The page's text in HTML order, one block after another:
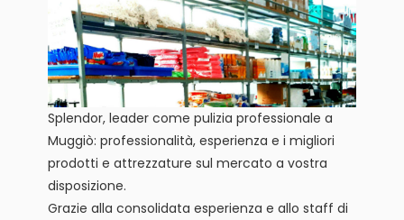
Splendor, leader come pulizia professionale a
Muggiò: professionalità, esperienza e i migliori
prodotti e attrezzature sul mercato a vostra
disposizione.
Grazie alla consolidata esperienza e allo staff di